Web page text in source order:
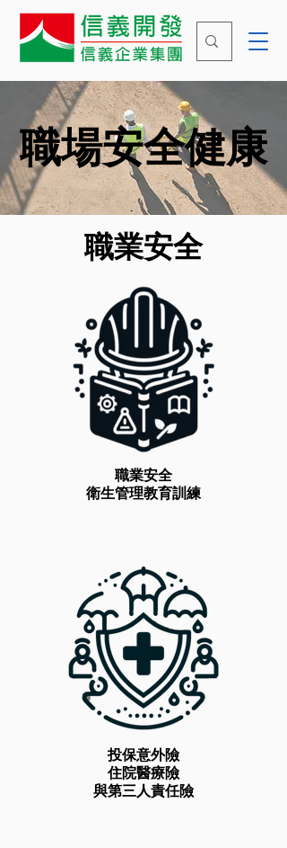
​職場安全健康
職業安全
職業安全
衛生管理教育訓練
投保意外險
住院醫療險
與第三人責任險